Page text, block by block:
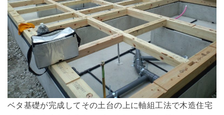
ベタ基礎が完成してその土台の上に軸組工法で木造住宅